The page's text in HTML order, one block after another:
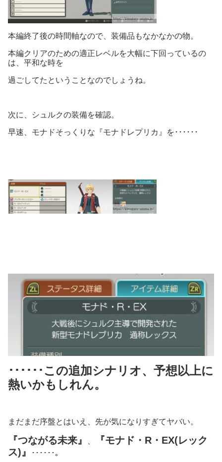
本編終了後の時間軸なので、装備品もなかなかの物。
本編クリアのための適正レベルを大幅に下回っているの
は、平和な時を
過ごしてたということなのでしょうね。
次に、シュルクの装備を確認。
早速、モナドそっくりな『モナドレプリカ』を･･････
･･････この追加シナリオ、予想以上に
熱いかもしれん。
まだまだ序盤とはいえ、先が気になりすぎてヤバい。
『つながる未来』 、
『モナド・R・EX(レック
ス)』
･･････。